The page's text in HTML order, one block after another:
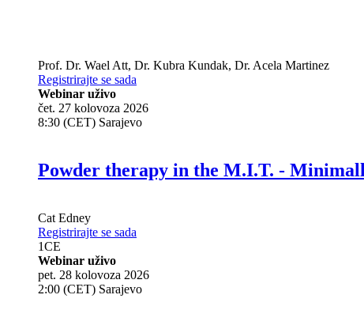
Prof. Dr. Wael Att, Dr. Kubra Kundak, Dr. Acela Martinez
Registrirajte se sada
Webinar uživo
čet. 27 kolovoza 2026
8:30 (CET) Sarajevo
Powder therapy in the M.I.T. -
Cat Edney
Registrirajte se sada
1CE
Webinar uživo
pet. 28 kolovoza 2026
2:00 (CET) Sarajevo